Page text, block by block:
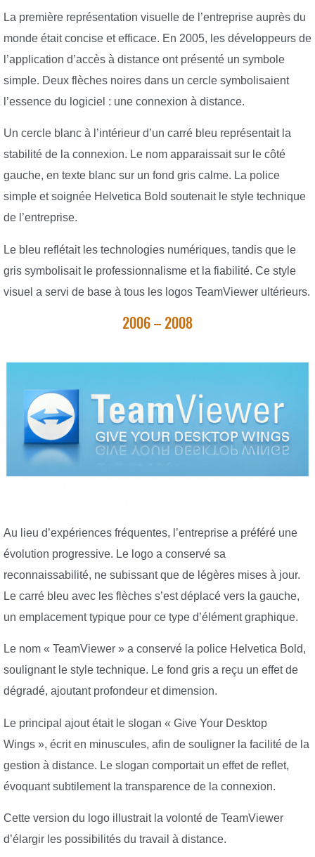
La première représentation visuelle de l’entreprise auprès du
monde était concise et efficace. En 2005, les développeurs de
l’application d’accès à distance ont présenté un symbole
simple. Deux flèches noires dans un cercle symbolisaient
l’essence du logiciel : une connexion à distance.
Un cercle blanc à l’intérieur d’un carré bleu représentait la
stabilité de la connexion. Le nom apparaissait sur le côté
gauche, en texte blanc sur un fond gris calme. La police
simple et soignée Helvetica Bold soutenait le style technique
de l’entreprise.
Le bleu reflétait les technologies numériques, tandis que le
gris symbolisait le professionnalisme et la fiabilité. Ce style
visuel a servi de base à tous les logos TeamViewer ultérieurs.
2006 – 2008
Au lieu d’expériences fréquentes, l’entreprise a préféré une
évolution progressive. Le logo a conservé sa
reconnaissabilité, ne subissant que de légères mises à jour.
Le carré bleu avec les flèches s’est déplacé vers la gauche,
un emplacement typique pour ce type d’élément graphique.
Le nom « TeamViewer » a conservé la police Helvetica Bold,
soulignant le style technique. Le fond gris a reçu un effet de
dégradé, ajoutant profondeur et dimension.
Le principal ajout était le slogan « Give Your Desktop
Wings », écrit en minuscules, afin de souligner la facilité de la
gestion à distance. Le slogan comportait un effet de reflet,
évoquant subtilement la transparence de la connexion.
Cette version du logo illustrait la volonté de TeamViewer
d’élargir les possibilités du travail à distance.